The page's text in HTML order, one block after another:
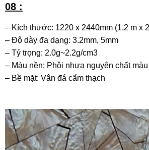
08 :
– Kích thước: 1220 x 2440mm (1,2 m x
– Độ dày đa dạng: 3.2mm, 5mm
– Tỷ trọng: 2.0g~2.2g/cm3
– Màu nền: Phôi nhựa nguyên chất màu
– Bề mặt: Vân đá cẩm thạch